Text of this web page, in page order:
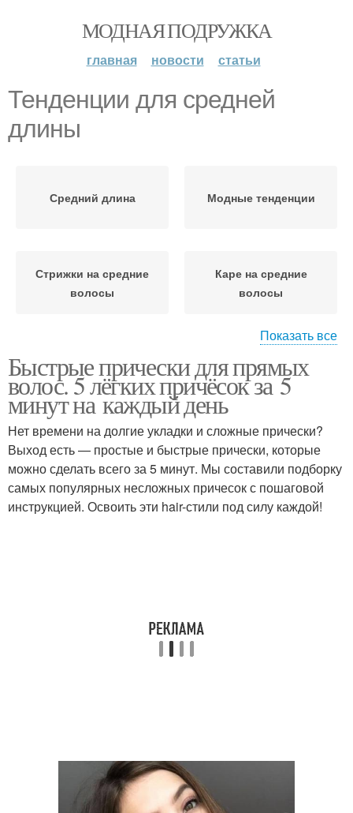
МОДНАЯ ПОДРУЖКА
главная новости статьи
Тенденции для средней
длины
Средний длина Модные тенденции
Стрижки на средние
волосы
Каре на средние
волосы
волосы
волосы
Начес на средние
волосы
Показать все
Быстрые прически для прямых
волос. 5 лёгких причёсок за 5
минут на каждый день
Нет времени на долгие укладки и сложные прически?
Выход есть — простые и быстрые прически, которые
можно сделать всего за 5 минут. Мы составили подборку
самых популярных несложных причесок с пошаговой
инструкцией. Освоить эти hair-стили под силу каждой!